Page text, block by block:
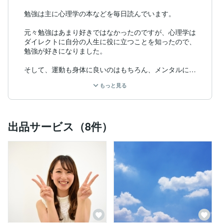
勉強は主に心理学の本などを毎日読んでいます。
元々勉強はあまり好きではなかったのですが、心理学は
ダイレクトに自分の人生に役に立つことを知ったので、
勉強が好きになりました。
そして、運動も身体に良いのはもちろん、メンタルにも
最後に、コミュニケーションは本当に苦手だったのです
今思えば、たくさんうまくいかないこともありました
が、続けてきて良かったことが１つあります。
それは勉強です。
僕が今まで培ってきた知識を活かして、それを必要とし
もっと見る
出品サービス（8件）